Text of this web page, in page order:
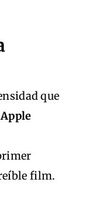
que
Apple
film.